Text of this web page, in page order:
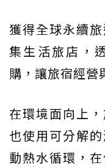
獲得全球永續
集生活旅店，
購，讓旅宿經營
在環境面向上
也使用可分解
動熱水循環，